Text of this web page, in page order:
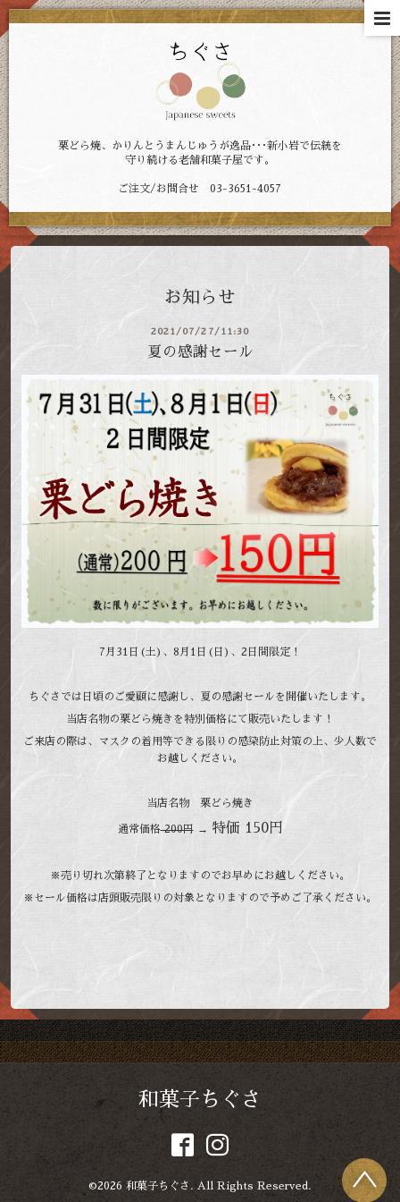
栗どら焼、かりんとうまんじゅうが逸品･･･新小岩で伝統を
守り続ける老舗和菓子屋です。
ご注文/お問合せ 03-3651-4057
お知らせ
2021/07/27/11:30
夏の感謝セール
7月31日(土)、8月1日(日)、2日間限定！
ちぐさでは日頃のご愛顧に感謝し、夏の感謝セールを開催いたします。
当店名物の栗どら焼きを特別価格にて販売いたします！
ご来店の際は、マスクの着用等できる限りの感染防止対策の上、少人数で
お越しください。
当店名物 栗どら焼き
通常価格200円→ 特価 150円
※売り切れ次第終了となりますのでお早めにお越しください。
※セール価格は店頭販売限りの対象となりますので予めご了承ください。
和菓子ちぐさ
©2026 和菓子ちぐさ . All Rights Reserved.